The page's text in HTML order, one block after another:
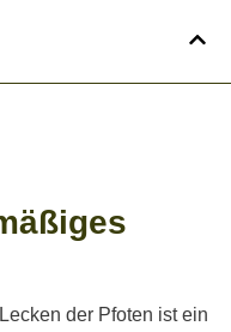
der Pfoten ist ein